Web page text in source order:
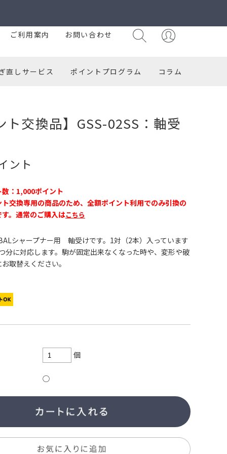
ご利用案内 お問い合わせ
直しサービス ポイントプログラム コラム
ト交換品】GSS-02SS：軸受
ント
：1,000ポイント
交換専用の商品のため、全額ポイント利用でのみ引換の
。通常のご購入はこちら
シャープナー用 軸受けです。1対（2本）入っています
分に対応します。駒が固定出来なくなった時や、変形や破
取替えください。
個
○